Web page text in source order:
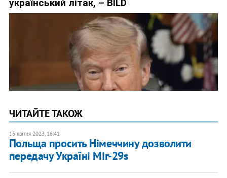
ЧИТАЙТЕ ТАКОЖ
13 квітня 2023, 16:41
Польща просить Німеччину дозволити
передачу Україні Міг-29s